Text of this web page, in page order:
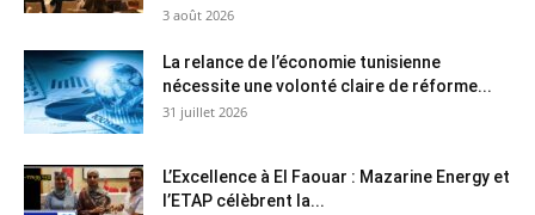
3 août 2026
La relance de l’économie tunisienne
nécessite une volonté claire de réforme...
31 juillet 2026
L’Excellence à El Faouar : Mazarine Energy et
l’ETAP célèbrent la...